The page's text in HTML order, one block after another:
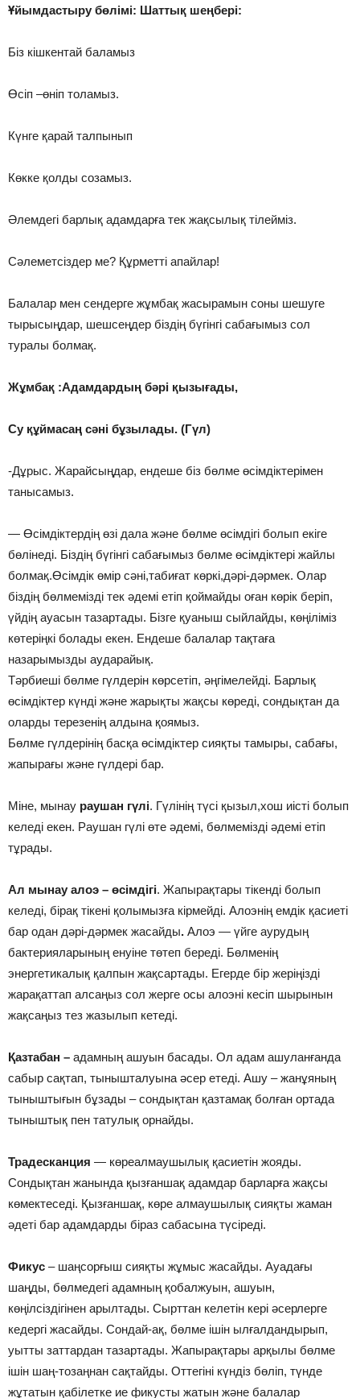
Ұйымдастыру бөлімі: Шаттық шеңбері:
Біз кішкентай баламыз
Өсіп –өніп толамыз.
Күнге қарай талпынып
Көкке қолды созамыз.
Әлемдегі барлық адамдарға тек жақсылық тілейміз.
Сәлеметсіздер ме? Құрметті апайлар!
Балалар мен сендерге жұмбақ жасырамын соны шешуге
тырысыңдар, шешсеңдер біздің бүгінгі сабағымыз сол
туралы болмақ.
Жұмбақ :Адамдардың бәрі қызығады,
Су құймасаң сәні бұзылады. (Гүл)
-Дұрыс. Жарайсыңдар, ендеше біз бөлме өсімдіктерімен
танысамыз.
— Өсімдіктердің өзі дала және бөлме өсімдігі болып екіге
бөлінеді. Біздің бүгінгі сабағымыз бөлме өсімдіктері жайлы
болмақ.Өсімдік өмір сәні,табиғат көркі,дәрі-дәрмек. Олар
біздің бөлмемізді тек әдемі етіп қоймайды оған көрік беріп,
үйдің ауасын тазартады. Бізге қуаныш сыйлайды, көңіліміз
көтеріңкі болады екен. Ендеше балалар тақтаға
назарымызды аударайық.
Тәрбиеші бөлме гүлдерін көрсетіп, әңгімелейді. Барлық
өсімдіктер күнді және жарықты жақсы көреді, сондықтан да
оларды терезенің алдына қоямыз.
Бөлме гүлдерінің басқа өсімдіктер сияқты тамыры, сабағы,
жапырағы және гүлдері бар.
Міне, мынау раушан гүлі. Гүлінің түсі қызыл,хош иісті болып
келеді екен. Раушан гүлі өте әдемі, бөлмемізді әдемі етіп
тұрады.
Ал мынау алоэ – өсімдігі. Жапырақтары тікенді болып
келеді, бірақ тікені қолымызға кірмейді. Алоэнің емдік қасиеті
бар одан дәрі-дәрмек жасайды. Алоэ — үйге аурудың
бактерияларының енуіне төтеп береді. Бөлменің
энергетикалық қалпын жақсартады. Егерде бір жеріңізді
жарақаттап алсаңыз сол жерге осы алоэні кесіп шырынын
жақсаңыз тез жазылып кетеді.
Қазтабан – адамның ашуын басады. Ол адам ашуланғанда
сабыр сақтап, тынышталуына әсер етеді. Ашу – жанұяның
тыныштығын бұзады – сондықтан қазтамақ болған ортада
тыныштық пен татулық орнайды.
Традесканция — көреалмаушылық қасиетін жояды.
Сондықтан жанында қызғаншақ адамдар барларға жақсы
көмектеседі. Қызғаншақ, көре алмаушылық сияқты жаман
әдеті бар адамдарды біраз сабасына түсіреді.
Фикус – шаңсорғыш сияқты жұмыс жасайды. Ауадағы
шаңды, бөлмедегі адамның қобалжуын, ашуын,
көңілсіздігінен арылтады. Сырттан келетін кері әсерлерге
кедергі жасайды. Сондай-ақ, бөлме ішін ылғалдандырып,
уытты заттардан тазартады. Жапырақтары арқылы бөлме
ішін шаң-тозаңнан сақтайды. Оттегіні күндіз бөліп, түнде
жұтатын қабілетке ие фикусты жатын және балалар